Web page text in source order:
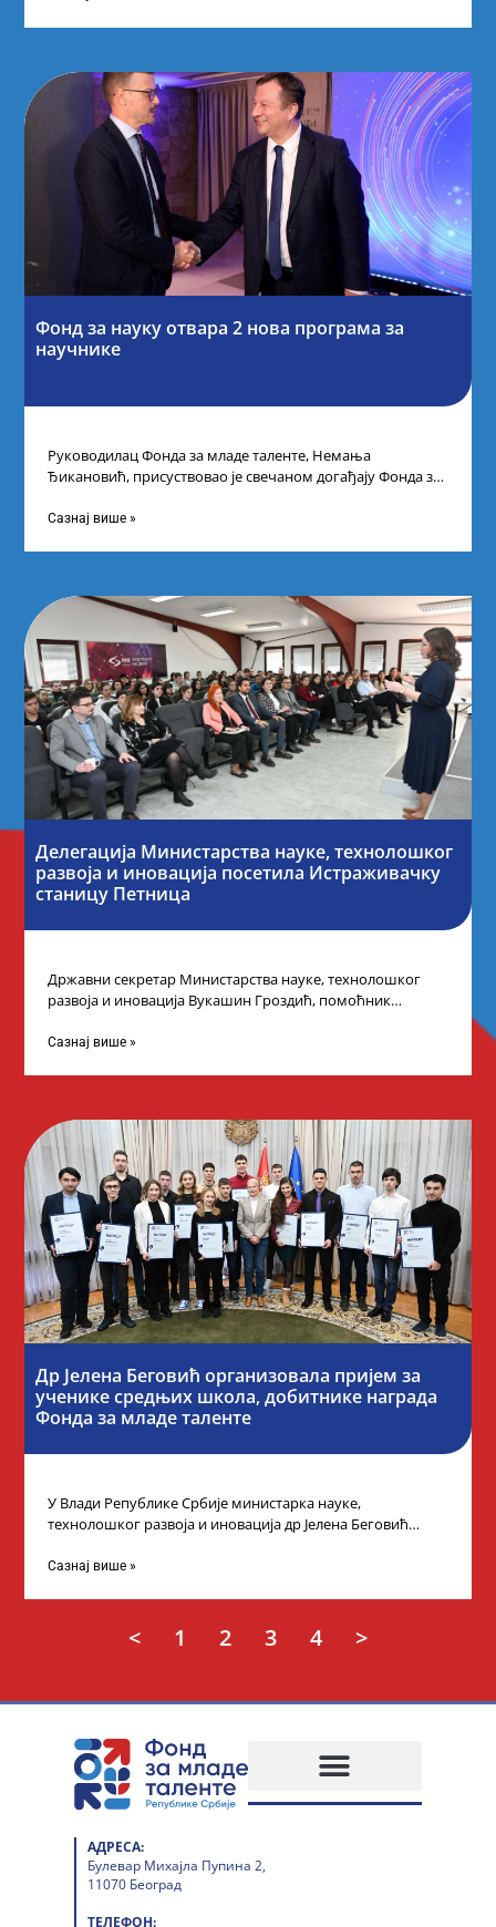
Фонд за науку отвара 2 нова програма за
научнике
Руководилац Фонда за младе таленте, Немања
Ђикановић, присуствовао је свечаном догађају Фонда за
Сазнај више »
Делегација Министарства науке, технолошког
развоја и иновација посетила Истраживачку
станицу Петница
Државни секретар Министарства науке, технолошког
развоја и иновација Вукашин Гроздић, помоћник
промоцију
Сазнај више »
Др Јелена Беговић организовала пријем за
ученике средњих школа, добитнике награда
Фонда за младе таленте
У Влади Републике Србије министарка науке,
технолошког развоја и иновација др Јелена Беговић
Сазнај више »
< 1 2 3 4 >
АДРЕСА:
Булевар Михајла Пупина 2,
11070 Београд
ТЕЛЕФОН: